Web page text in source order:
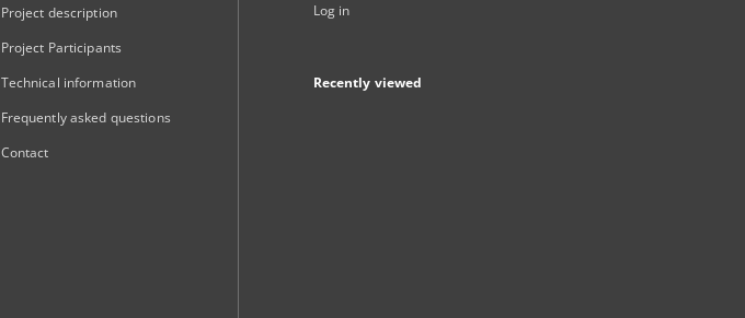
Project description
Project Participants
Technical information
Frequently asked questions
Contact
Log in
Recently viewed